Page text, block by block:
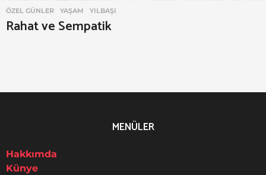
ÖZEL GÜNLER ,YAŞAM ,YILBAŞI
Rahat ve Sempatik
MENÜLER
Hakkımda
Künye